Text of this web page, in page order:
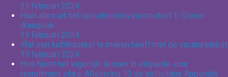
21 februari 2024
Haal alles uit het recruitmentsysteem deel 1: Creëer
draagvlak
19 februari 2024
Wat een luchtkasteel te maken heeft met de vacaturetekst
19 februari 2024
Hoe hoort het eigenlijk: lessen in etiquette voor
recruitment sites. Aflevering 10 de sollicitatie Appendix